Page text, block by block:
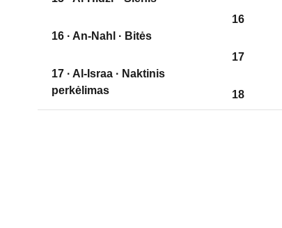
16 · An-Nahl · Bitės
17 · Al-Israa · Naktinis
perkėlimas
16
17
18